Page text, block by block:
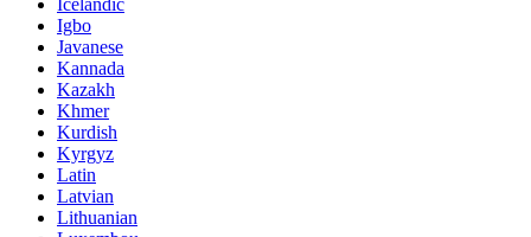
Icelandic
Igbo
Javanese
Kannada
Kazakh
Khmer
Kurdish
Kyrgyz
Latin
Latvian
Lithuanian